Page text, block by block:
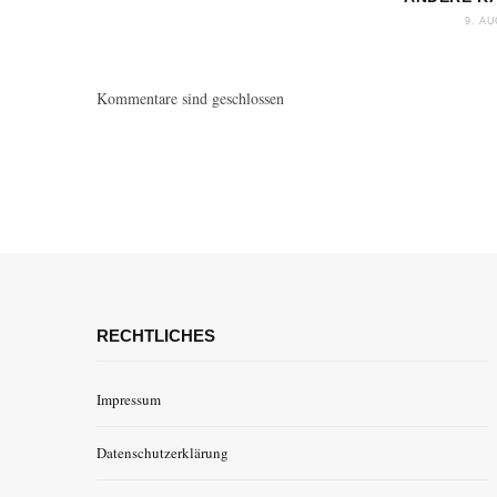
9.
Kommentare sind geschlossen
RECHTLICHES
Impressum
Datenschutzerklärung